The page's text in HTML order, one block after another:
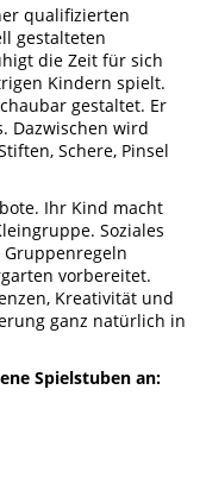
qualifizierten
gestalteten
die Zeit für sich
Kindern spielt.
gestaltet. Er
Dazwischen wird
Schere, Pinsel
Ihr Kind macht
Soziales
vorbereitet.
Kreativität und
ganz natürlich in
Spielstuben an: